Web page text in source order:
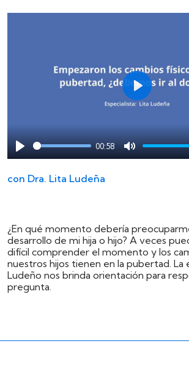
Play
00:58
Mute
Play
con Dra. Lita Ludeña
¿En qué momento debería
desarrollo de mi hija o hijo? A veces
difícil comprender el momento y los
nuestros hijos tienen en la pubertad. La
Ludeño nos brinda orientación para
pregunta.